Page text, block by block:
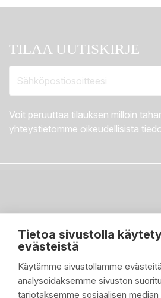
Tietoa sivustolla
evästeistä
Käytämme sivustollamme
analysoidaksemme sivuston
tarjotaksemme sosiaalisen median
TILAA UUTISKIRJE
Voit peruuttaa tilauksen milloin
yhteystietomme oikeudellisista
PIKALINKIT